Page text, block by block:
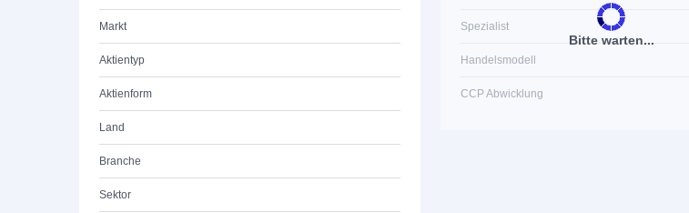
Markt
Aktientyp
Aktienform
Land
Branche
Sektor
Bitte warten...
Spezialist
Handelsmodell
CCP Abwicklung